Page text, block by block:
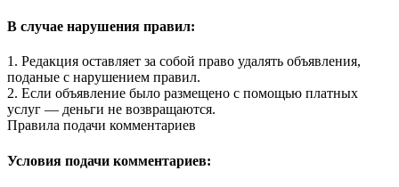
В случае нарушения правил:
1. Редакция оставляет за собой право удалять объявления,
поданые с нарушением правил.
2. Если объявление было размещено с помощью платных
услуг — деньги не возвращаются.
Правила подачи комментариев
Условия подачи комментариев: